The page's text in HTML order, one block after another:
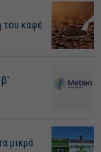
του καφέ
μικρά